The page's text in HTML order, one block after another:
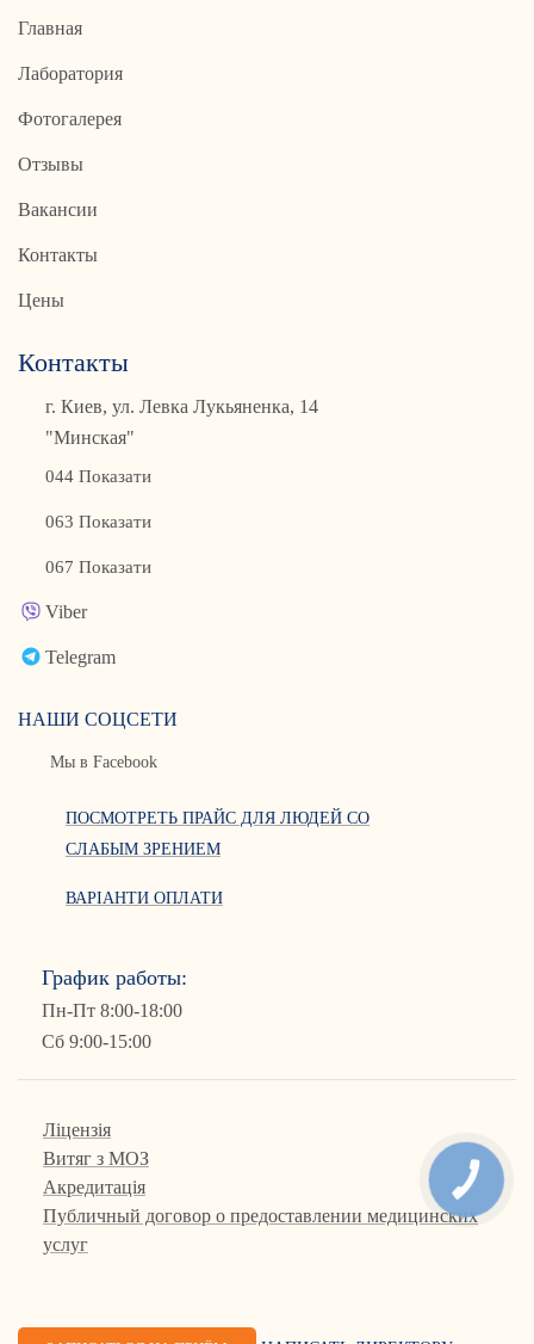
График работы:
Пн-Пт 8:00-18:00
Сб 9:00-15:00
Ліцензія
Витяг з МОЗ
Акредитація
Публичный договор о предоставлении медицинских
услуг
Главная
Лаборатория
Фотогалерея
Отзывы
Вакансии
Контакты
Цены
Контакты
г. Киев, ул. Левка Лукьяненка, 14
"Минская"
044 Показати
063 Показати
067 Показати
Viber
Telegram
НАШИ СОЦСЕТИ
Мы в Facebook
ПОСМОТРЕТЬ ПРАЙС ДЛЯ ЛЮДЕЙ СО
СЛАБЫМ ЗРЕНИЕМ
ВАРІАНТИ ОПЛАТИ
КНОПКА
СВЯЗИ